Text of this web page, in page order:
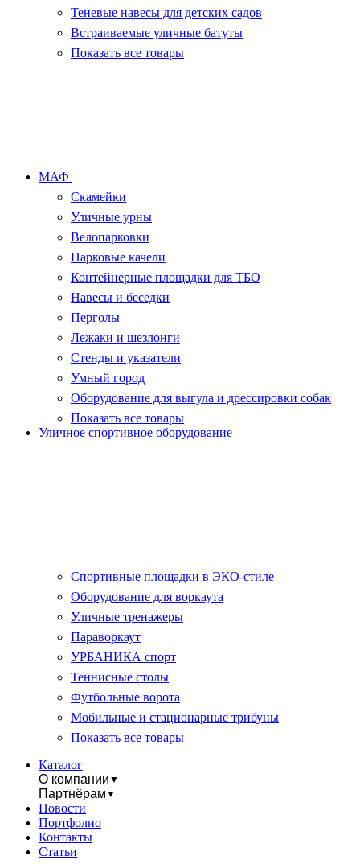
Теневые навесы для детских садов
Встраиваемые уличные батуты
Показать все товары
МАФ
Скамейки
Уличные урны
Велопарковки
Парковые качели
Контейнерные площадки для ТБО
Навесы и беседки
Перголы
Лежаки и шезлонги
Стенды и указатели
Умный город
Оборудование для выгула и дрессировки собак
Показать все товары
Уличное спортивное оборудование
Спортивные площадки в ЭКО-стиле
Оборудование для воркаута
Уличные тренажеры
Параворкаут
УРБАНИКА спорт
Теннисные столы
Футбольные ворота
Мобильные и стационарные трибуны
Показать все товары
Каталог
О компании ▼
Партнёрам ▼
Новости
Портфолио
Контакты
Статьи